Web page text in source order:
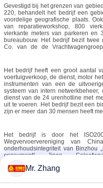
Gevestigd bij het grenzen van
220, behandelt het bedrijf een
voordelige geografische plaats.
van reparatieworkshop, 800
vierkante meters van parkeren en
bureaubouw. Het bedrijf bezit twee
Co. van de de
toebehorenopslag, Weichai-
verkoopcentra en de
buitenlandse fabrikanten zoals de
centrum van
vrachtwagen van Shaanxi, Shaanxi
beroeps van BOSCH enz. .owning
de uitvoerige, hoge norm one-stop
Het bedrijf heeft een groot aantal
voertuigverkoop, de dienst, motor
instrumenten van een de
systeem van intern
dienst van de 24 urenhotline met
uit te voeren. Het bedrijf bezit een
zijn er meer dan 30 mensen heeft
van het bedrijf heeft 90
universiteitsonderwijs, zijn 17
personeel, 90% of meer van
secundaire onderwijs en pre-
materiaal, is het bedrijf uitgerust
(15KW), lijn het hangen, bed
elektrische lift, boring,
Het bedrijf is door het
Wegvervoervereniging van
onderhoudsintegriteit van Binzhou
consument“, Jinan
collectieve“, Shandong de“
Eerst aanhangend de „klanten“
Mr. Zhang